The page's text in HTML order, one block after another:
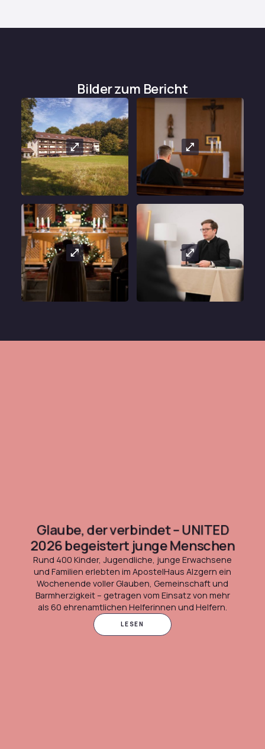
Bilder zum Bericht
Glaube, der verbindet – UNITED
2026 begeistert junge Menschen
Rund 400 Kinder, Jugendliche, junge Erwachsene
und Familien erlebten im ApostelHaus Alzgern ein
Wochenende voller Glauben, Gemeinschaft und
Barmherzigkeit – getragen vom Einsatz von mehr
als 60 ehrenamtlichen Helferinnen und Helfern.
LESEN